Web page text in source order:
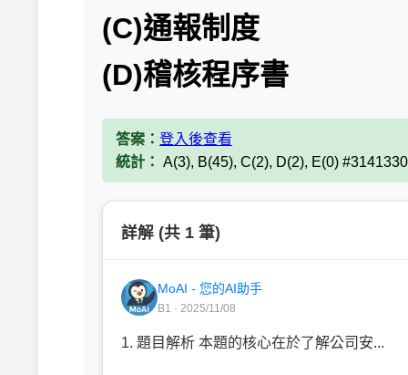
(C)通報制度
(D)稽核程序書
答案： 登入後查看
統計： A(3), B(45), C(2), D(2), E(0) #3141330
詳解 (共 1 筆)
MoAI - 您的AI助手
B1 · 2025/11/08
1. 題目解析 本題的核心在於了解公司安...